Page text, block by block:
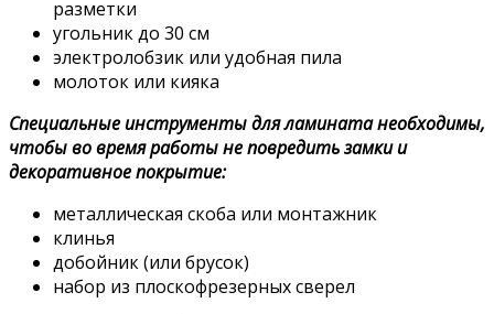
разметки
угольник до 30 см
электролобзик или удобная пила
молоток или кияка
Специальные инструменты для ламината необходимы,
чтобы во время работы не повредить замки и
декоративное покрытие:
металлическая скоба или монтажник
клинья
добойник (или брусок)
набор из плоскофрезерных сверел